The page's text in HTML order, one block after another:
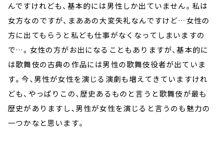
んですけれども、基本的には男性しか出ていません。私は
女方なのですが、まああの大変失礼なんですけど…女性の
方に出てもらうと私ども仕事がなくなってしまいますの
で…。女性の方がお出になることもありますが、基本的に
は歌舞伎の古典の作品には男性の歌舞伎役者が出ていま
す。今、男性が女性を演じる演劇も増えてきていますけれ
ども、やっぱりこの、歴史あるものと言うと歌舞伎が最も
歴史がありますし、男性が女性を演じると言うのも魅力の
一つかなと思います。